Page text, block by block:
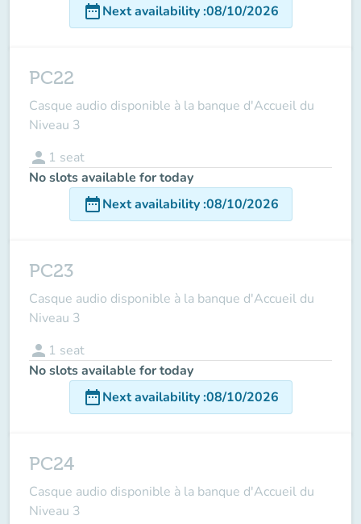
date_rangeNext availability:08/10/2026
PC22
Casque audio disponible à la banque d'Accueil du
Niveau 3
person 1 seat
No slots available for today
date_rangeNext availability:08/10/2026
PC23
Casque audio disponible à la banque d'Accueil du
Niveau 3
person 1 seat
No slots available for today
date_rangeNext availability:08/10/2026
PC24
Casque audio disponible à la banque d'Accueil du
Niveau 3